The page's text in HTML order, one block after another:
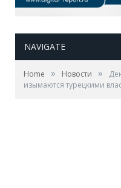
NAVIGATE
Home » Новости »
изымаются турецкими